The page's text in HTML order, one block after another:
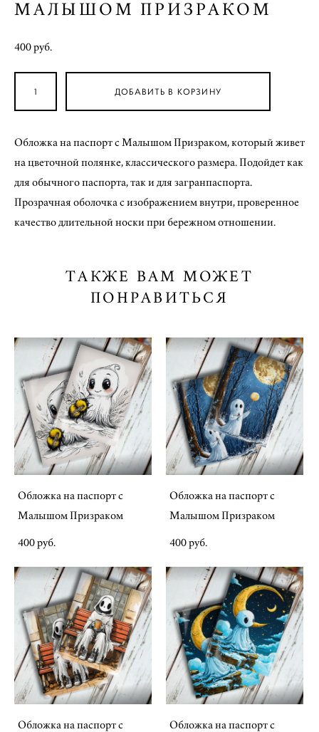
МАЛЫШОМ ПРИЗРАКОМ
400 pуб.
ДОБАВИТЬ В КОРЗИНУ
Обложка на паспорт с Малышом Призраком, который живет
на цветочной полянке, классического размера. Подойдет как
для обычного паспорта, так и для загранпаспорта.
Прозрачная оболочка с изображением внутри, проверенное
качество длительной носки при бережном отношении.
ТАКЖЕ ВАМ МОЖЕТ
ПОНРАВИТЬСЯ
Обложка на паспорт с
Малышом Призраком
400 pуб.
Обложка на паспорт с
Малышом Призраком
400 pуб.
Обложка на паспорт с
Обложка на паспорт с